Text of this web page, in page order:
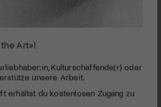
| Caro Niederer «Good Life
2018
Art»!
Kulturschaffende(r) oder
unsere Arbeit.
erhältst du kostenlosen Zugang zu